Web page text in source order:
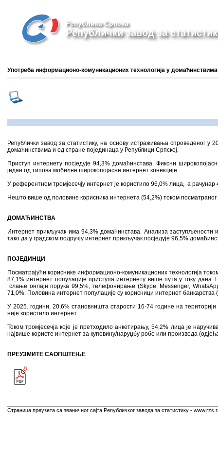
Република Српска
Републички завод за
Употреба информационо-комуникационих технологија у домаћинствима
Републички завод за статистику, на основу истраживања спроведеног у
домаћинствима и од стране појединаца у Републици Српској.
Приступ интернету посједује 94,3% домаћинстава. Фиксни
један од типова мобилне широкопојасне интернет конекције.
У референтном тромјесечју интернет је користило 96,0% лица, а рачунар
Нешто више од половине корисника интернета (54,2%) током посматраног
ДОМАЋИНСТВА
Интернет прикључак има 94,3% домаћинстава. Анализа
тако да у градском подручју интернет прикључак посједује 96,5%
ПОЈЕДИНЦИ
Посматрајући кориснике информационо-комуникационих технологија
87,1% интернет популације приступа интернету више пута у току
слање онлајн порука 99,5%, телефонирање (Skype, Messenger,
71,0%. Половина интернет популације су корисници интернет банкарства
У 2025. години, 20,6% становништа старости 16-74 године на
ниje користилo интернет.
Током тромјесечја које је претходило анкетирању, 54,2% лица је
највише користе интернет за куповину/наруџбу робе или производа
ПРЕУЗМИТЕ САОПШТЕЊЕ
Страница преузета са званичног сајта Републичког завода за статистику -